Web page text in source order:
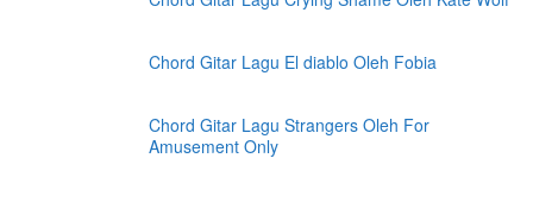
Chord Gitar Lagu El diablo Oleh Fobia
Chord Gitar Lagu Strangers Oleh For
Amusement Only